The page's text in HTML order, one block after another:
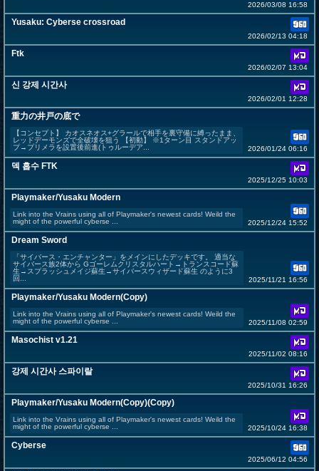
2026/03/08 16:58
Yusaku: Cyberse crossroad
2026/02/13 04:18
Ftk
2026/02/07 13:04
신 강제 시간사
2026/02/01 12:28
重力の井戸の底で
【コンセプト】 カオスネオス+グラールで相手を裏守備に縛ったまま、
レッドデーモンズで全破壊を狙う 【初動】 ※1ターン目 スタンドアッ
プ→プリメラを設置後前進(トゥルーデア...
2026/01/24 06:16
덱 흡수 FTK
2025/12/25 10:03
Playmaker/Yusaku Modern
Link into the Vrains using all of Playmaker's newest cards! Weild the
might of the powerful cyberse ...
2025/12/24 15:52
Dream Sword
「サイバース・エンチャンター」をメインにしたデッキです。 適当な
サイバース族2体から Gゴーレムクリスタルハート→トランスコード蘇
生→スプラッシュメイジ蘇生→サイバースウィザード蘇生 のように3
回...
2025/11/21 16:56
Playmaker/Yusaku Modern(Copy)
Link into the Vrains using all of Playmaker's newest cards! Weild the
might of the powerful cyberse ...
2025/11/08 02:59
Masochist v1.21
2025/11/02 08:16
강제 시간사 스파이랄
2025/10/31 16:26
Playmaker/Yusaku Modern(Copy)(Copy)
Link into the Vrains using all of Playmaker's newest cards! Weild the
might of the powerful cyberse ...
2025/10/24 16:38
Cyberse
2025/06/12 04:56